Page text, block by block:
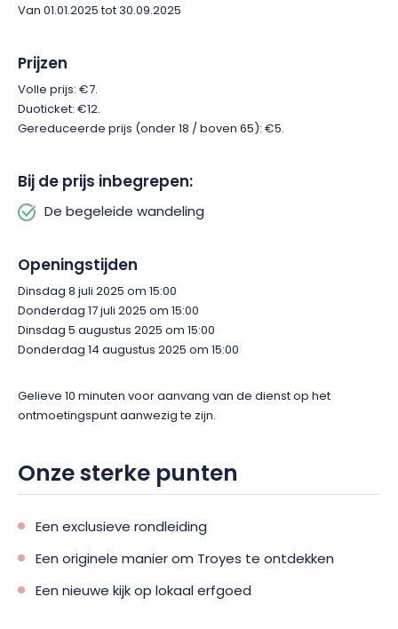
verborgen schoonheid van deze historische stad ontdekken!
Van 01.01.2025 tot 30.09.2025
Prijzen
Volle prijs: €7.
Duoticket: €12.
Gereduceerde prijs (onder 18 / boven 65): €5.
Bij de prijs inbegrepen:
De begeleide wandeling
Openingstijden
Dinsdag 8 juli 2025 om 15:00
Donderdag 17 juli 2025 om 15:00
Dinsdag 5 augustus 2025 om 15:00
Donderdag 14 augustus 2025 om 15:00
Gelieve 10 minuten voor aanvang van de dienst op het
ontmoetingspunt aanwezig te zijn.
Onze sterke punten
Een exclusieve rondleiding
Een originele manier om Troyes te ontdekken
Een nieuwe kijk op lokaal erfgoed